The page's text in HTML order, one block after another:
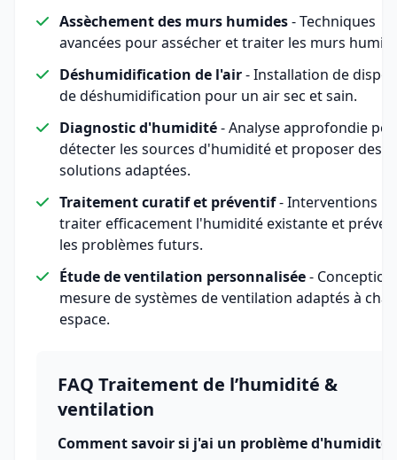
Assèchement des murs humides- Techniques
avancées pour assécher et traiter les murs
Déshumidification de l'air- Installation de
de déshumidification pour un air sec et sain.
Diagnostic d'humidité- Analyse approfondie
détecter les sources d'humidité et proposer des
solutions adaptées.
Traitement curatif et préventif- Interventions
traiter efficacement l'humidité existante et
les problèmes futurs.
Étude de ventilation personnalisée-
mesure de systèmes de ventilation adaptés à
espace.
FAQ Traitement de l’humidité &
ventilation
Comment savoir si j'ai un problème d'humidité